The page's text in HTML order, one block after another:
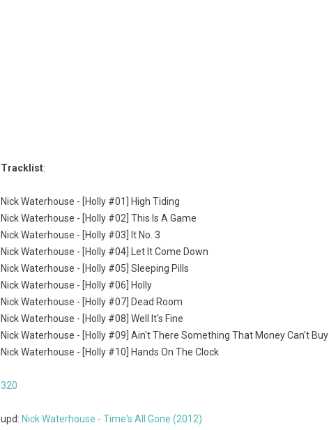
Tracklist:
Nick Waterhouse - [Holly #01] High Tiding
Nick Waterhouse - [Holly #02] This Is A Game
Nick Waterhouse - [Holly #03] It No. 3
Nick Waterhouse - [Holly #04] Let It Come Down
Nick Waterhouse - [Holly #05] Sleeping Pills
Nick Waterhouse - [Holly #06] Holly
Nick Waterhouse - [Holly #07] Dead Room
Nick Waterhouse - [Holly #08] Well It's Fine
Nick Waterhouse - [Holly #09] Ain't There Something That Money Can't Buy
Nick Waterhouse - [Holly #10] Hands On The Clock
320
upd: Nick Waterhouse - Time's All Gone (2012)